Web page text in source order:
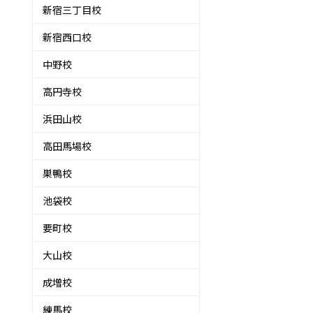
新宿三丁目校
新宿西口校
中野校
高円寺校
浜田山校
高田馬場校
巣鴨校
池袋校
要町校
大山校
成増校
練馬校